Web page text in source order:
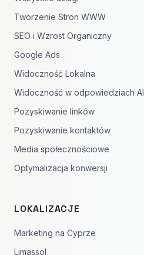
Tworzenie Stron WWW
SEO i Wzrost Organiczny
Google Ads
Widoczność Lokalna
Widoczność w odpowiedziach AI
Pozyskiwanie linków
Pozyskiwanie kontaktów
Media społecznościowe
Optymalizacja konwersji
LOKALIZACJE
Marketing na Cyprze
Limassol